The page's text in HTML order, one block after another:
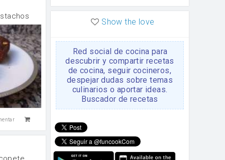
Show the love
Red social de cocina para
descubrir y compartir recetas
de cocina, seguir cocineros,
despejar dudas sobre temas
culinarios o aportar ideas.
Buscador de recetas